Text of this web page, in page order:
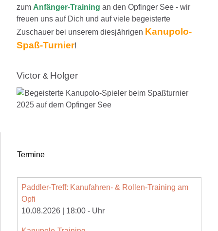
zum Anfänger-Training an den Opfinger See - wir
freuen uns auf Dich und auf viele begeisterte
Zuschauer bei unserem diesjährigen Kanupolo-
Spaß-Turnier!
Victor & Holger
Termine
Paddler-Treff: Kanufahren- & Rollen-Training am
Opfi
10.08.2026
18:00 - Uhr